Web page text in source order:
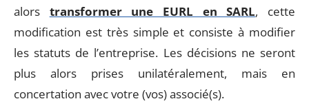
alors transformer une EURL en SARL, cette
modification est très simple et consiste à modifier
les statuts de l’entreprise. Les décisions ne seront
plus alors prises unilatéralement, mais en
concertation avec votre (vos) associé(s).